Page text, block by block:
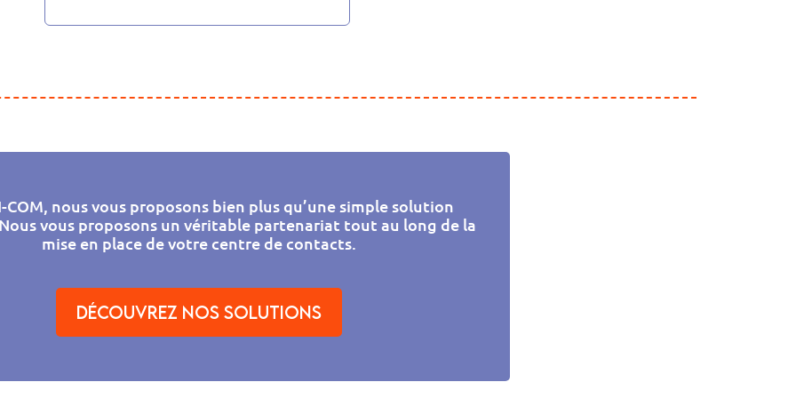
COM, nous vous proposons bien plus qu’une simple solution
vous proposons un véritable partenariat tout au long de la
mise en place de votre centre de contacts.
Découvrez nos solutions